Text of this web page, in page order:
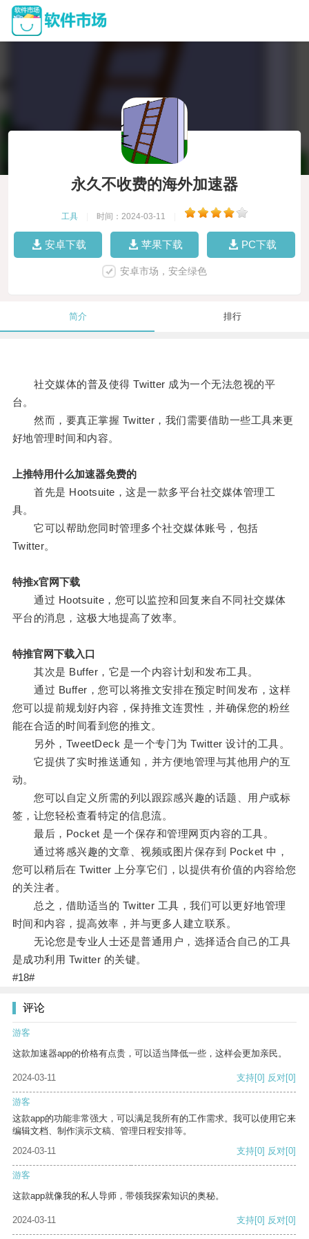
永久不收费的海外加速器
工具 时间：2024-03-11
安卓下载 苹果下载 PC下载
安卓市场，安全绿色
简介 排行
社交媒体的普及使得 Twitter 成为一个无法忽视的平
台。
然而，要真正掌握 Twitter，我们需要借助一些工具来更
好地管理时间和内容。
上推特用什么加速器免费的
首先是 Hootsuite，这是一款多平台社交媒体管理工
具。
它可以帮助您同时管理多个社交媒体账号，包括
Twitter。
特推x官网下载
通过 Hootsuite，您可以监控和回复来自不同社交媒体
平台的消息，这极大地提高了效率。
特推官网下载入口
其次是 Buffer，它是一个内容计划和发布工具。
通过 Buffer，您可以将推文安排在预定时间发布，这样
您可以提前规划好内容，保持推文连贯性，并确保您的粉丝
能在合适的时间看到您的推文。
另外，TweetDeck 是一个专门为 Twitter 设计的工具。
它提供了实时推送通知，并方便地管理与其他用户的互
动。
您可以自定义所需的列以跟踪感兴趣的话题、用户或标
签，让您轻松查看特定的信息流。
最后，Pocket 是一个保存和管理网页内容的工具。
通过将感兴趣的文章、视频或图片保存到 Pocket 中，
您可以稍后在 Twitter 上分享它们，以提供有价值的内容给您
的关注者。
总之，借助适当的 Twitter 工具，我们可以更好地管理
时间和内容，提高效率，并与更多人建立联系。
无论您是专业人士还是普通用户，选择适合自己的工具
是成功利用 Twitter 的关键。
#18#
评论
游客
这款加速器app的价格有点贵，可以适当降低一些，这样会更加亲民。
2024-03-11 支持[0] 反对[0]
游客
这款app的功能非常强大，可以满足我所有的工作需求。我可以使用它来
编辑文档、制作演示文稿、管理日程安排等。
2024-03-11
支持[0] 反对[0]
游客
这款app就像我的私人导师，带领我探索知识的奥秘。
2024-03-11 支持[0] 反对[0]